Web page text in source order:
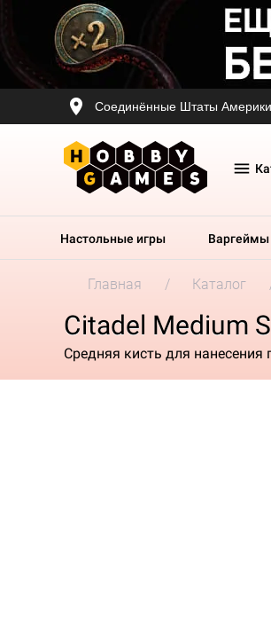
Соединённые Штаты Америки
Настольные игры Варгеймы
Главная Каталог
Citadel Medium
Средняя кисть для нанесения